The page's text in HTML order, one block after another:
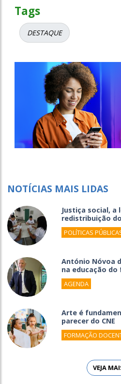
Tags
DESTAQUE
NOTÍCIAS MAIS LIDAS
Justiça social, a
redistribuição
POLÍTICAS
António Nóvoa
na educação
AGENDA
Arte é
parecer do CNE
FORMAÇÃO
VEJA